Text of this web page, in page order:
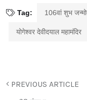
Tag: 106वां शुभ
योगेश्वर देवीदयाल महामंदिर
PREVIOUS ARTICLE